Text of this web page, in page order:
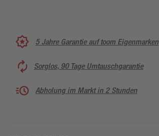
5 Jahre Garantie auf toom Eigenmarken
Sorglos, 90 Tage Umtauschgarantie
Abholung im Markt in 2 Stunden